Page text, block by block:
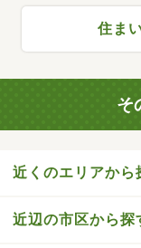
住ま
そ
近くのエリアから
近辺の市区から探